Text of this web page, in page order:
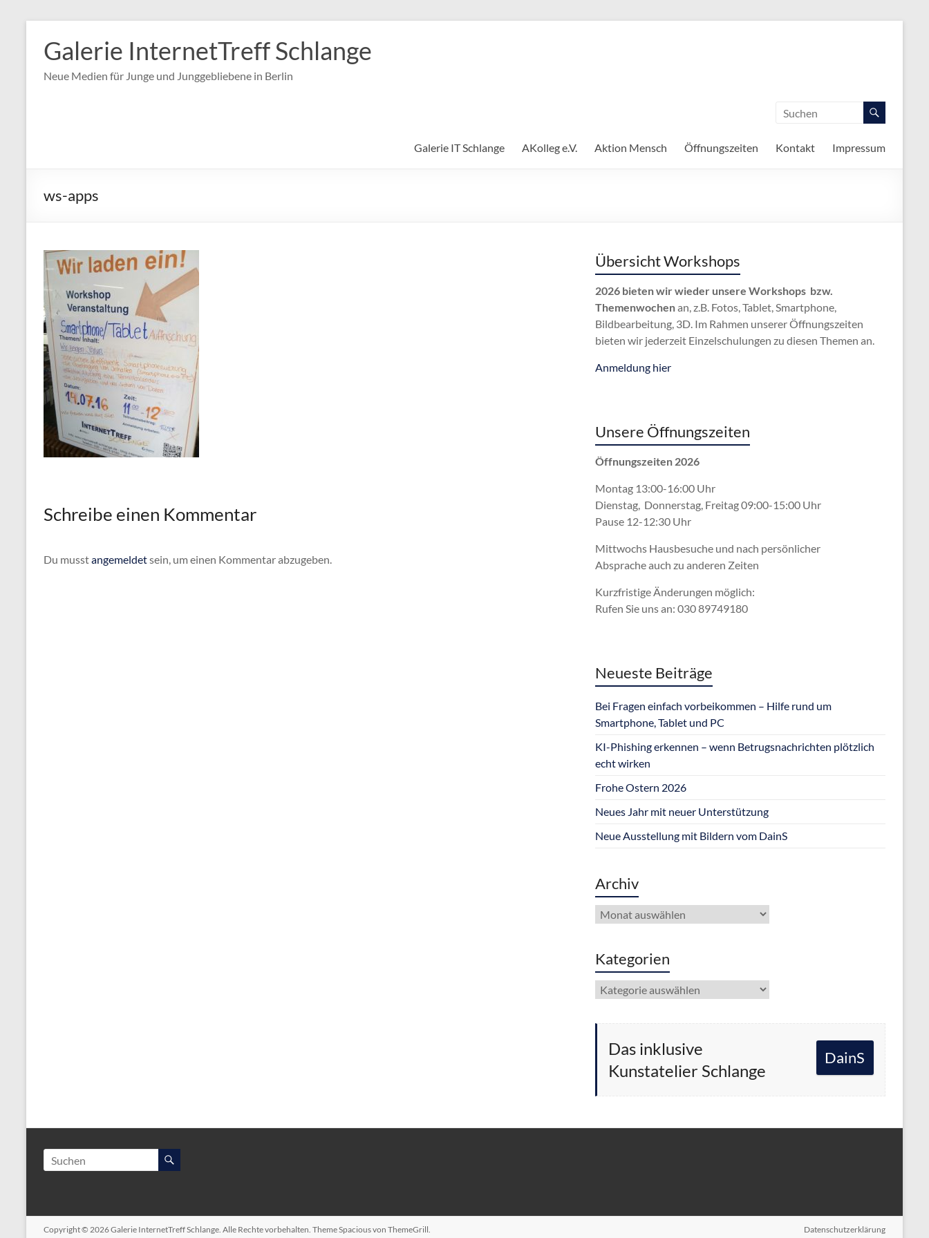
Inhalt
springen
Galerie InternetTreff Schlange
Neue Medien für Junge und Junggebliebene in Berlin
Galerie IT Schlange AKolleg e.V. Aktion Mensch Öffnungszeiten Kontakt Impressum
ws-apps
Schreibe einen Kommentar
Du musstangemeldetsein, um einen Kommentar abzugeben.
Übersicht Workshops
2026 bieten wir wieder unsere Workshops bzw.
Themenwochenan, z.B. Fotos, Tablet, Smartphone,
Bildbearbeitung, 3D. Im Rahmen unserer Öffnungszeiten
bieten wir jederzeit Einzelschulungen zu diesen Themen an.
Anmeldung hier
Unsere Öffnungszeiten
Öffnungszeiten 2026
Montag 13:00-16:00 Uhr
Dienstag, Donnerstag, Freitag 09:00-15:00 Uhr
Pause 12-12:30 Uhr
Mittwochs Hausbesuche und nach persönlicher
Abspracheauch zu anderen Zeiten
Kurzfristige Änderungen möglich:
Rufen Sie uns an: 030 89749180
Neueste Beiträge
Bei Fragen einfach vorbeikommen – Hilfe rund um
Smartphone, Tablet und PC
KI-Phishing erkennen – wenn Betrugsnachrichten plötzlich
echt wirken
Frohe Ostern 2026
Neues Jahr mit neuer Unterstützung
Neue Ausstellung mit Bildern vom DainS
Archiv
Archiv
Kategorien
Kategorien
Das inklusive
Kunstatelier Schlange
DainS
Copyright © 2026Galerie InternetTreff Schlange. Alle Rechte vorbehalten. ThemeSpaciousvon ThemeGrill.
Datenschutzerklärung